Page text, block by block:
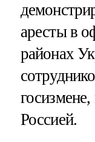
аресты в
районах
Россией.